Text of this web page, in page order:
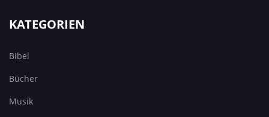
KATEGORIEN
Bibel
Bücher
Musik